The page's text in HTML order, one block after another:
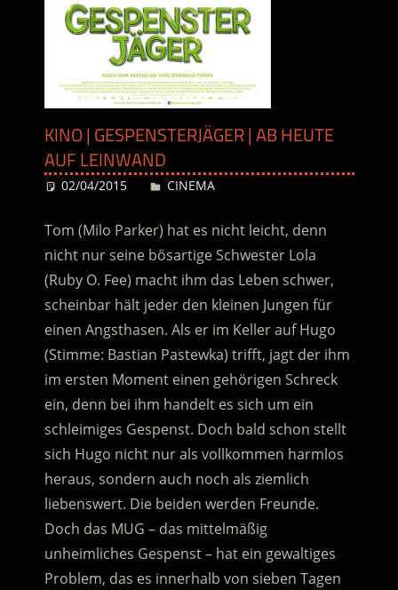
KINO | GESPENSTERJÄGER | AB HEUTE
AUF LEINWAND
02/04/2015 Desiree
CINEMA
Tom (Milo Parker) hat es nicht leicht, denn
nicht nur seine bösartige Schwester Lola
(Ruby O. Fee) macht ihm das Leben schwer,
scheinbar hält jeder den kleinen Jungen für
einen Angsthasen. Als er im Keller auf Hugo
(Stimme: Bastian Pastewka) trifft, jagt der ihm
im ersten Moment einen gehörigen Schreck
ein, denn bei ihm handelt es sich um ein
schleimiges Gespenst. Doch bald schon stellt
sich Hugo nicht nur als vollkommen harmlos
heraus, sondern auch noch als ziemlich
liebenswert. Die beiden werden Freunde.
Doch das MUG – das mittelmäßig
unheimliches Gespenst – hat ein gewaltiges
Problem, das es innerhalb von sieben Tagen